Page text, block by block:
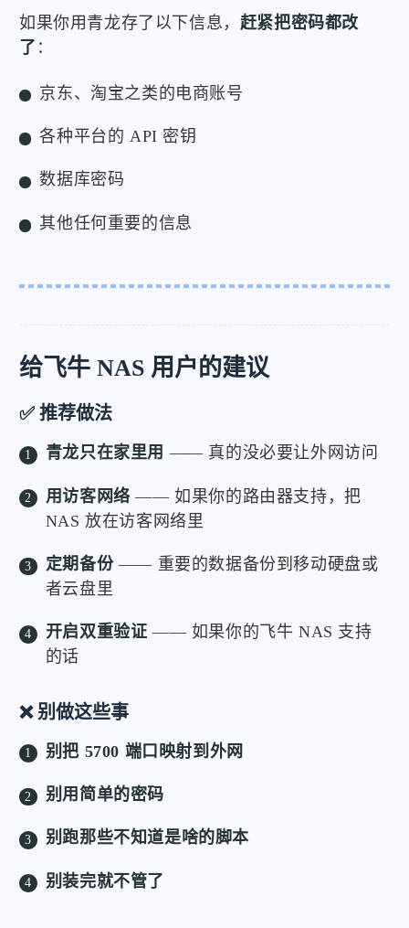
如果你用青龙存了以下信息， 赶紧把密码都改
了 ：
京东、淘宝之类的电商账号
各种平台的 API 密钥
数据库密码
其他任何重要的信息
给飞牛 NAS 用户的建议
✅ 推荐做法
青龙只在家里用 —— 真的没必要让外网访问
用访客网络 —— 如果你的路由器支持，把
NAS 放在访客网络里
定期备份—— 重要的数据备份到移动硬盘或
者云盘里
开启双重验证 —— 如果你的飞牛 NAS 支持
的话
❌ 别做这些事
别把 5700 端口映射到外网
别用简单的密码
别跑那些不知道是啥的脚本
别装完就不管了